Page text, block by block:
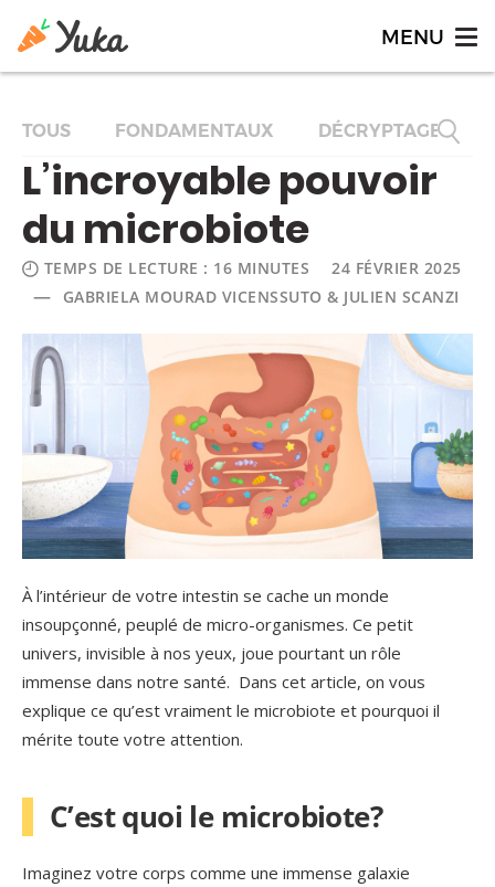
TOUS FONDAMENTAUX DÉCRYPTAGES
L’incroyable pouvoir
du microbiote
TEMPS DE LECTURE : 16 MINUTES 24 FÉVRIER 2025
— GABRIELA MOURAD VICENSSUTO & JULIEN SCANZI
À l’intérieur de votre intestin se cache un monde
insoupçonné, peuplé de micro-organismes. Ce petit
univers, invisible à nos yeux, joue pourtant un rôle
immense dans notre santé. Dans cet article, on vous
explique ce qu’est vraiment le microbiote et pourquoi il
mérite toute votre attention.
C’est quoi le microbiote?
Imaginez votre corps comme une immense galaxie